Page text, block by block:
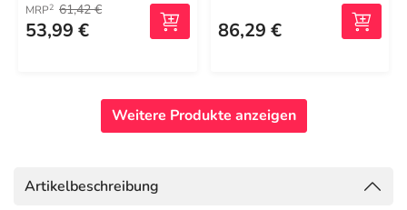
MRP2 61,42 €
53,99 € 86,29 €
Weitere Produkte anzeigen
Artikelbeschreibung